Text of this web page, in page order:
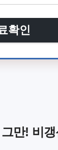
확인
만! 비